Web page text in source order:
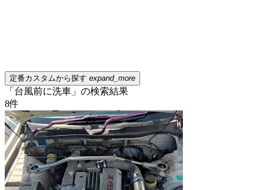
定番カスタムから探す expand_more
「台風前に洗車」の検索結果
8件